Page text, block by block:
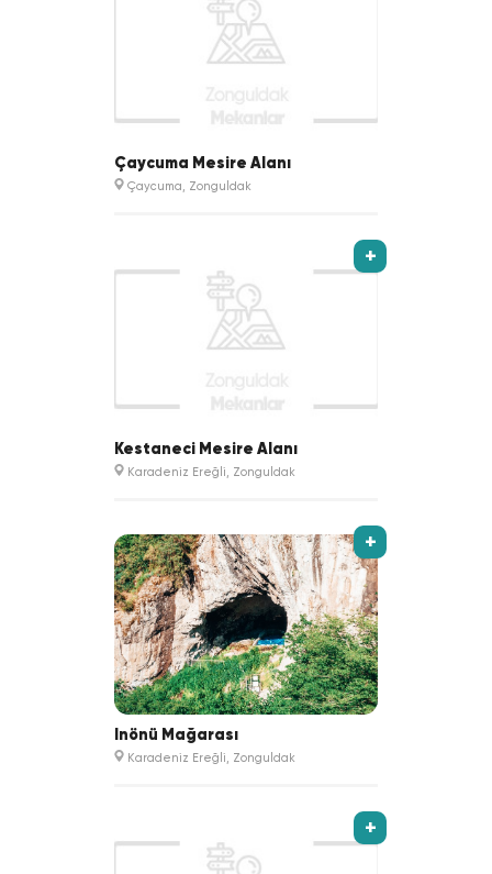
Çaycuma Mesire Alanı
Çaycuma, Zonguldak
+
Kestaneci Mesire Alanı
Karadeniz Ereğli, Zonguldak
+
İnönü Mağarası
Karadeniz Ereğli, Zonguldak
+